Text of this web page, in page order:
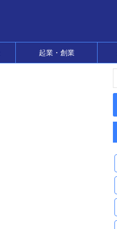
起業・創業